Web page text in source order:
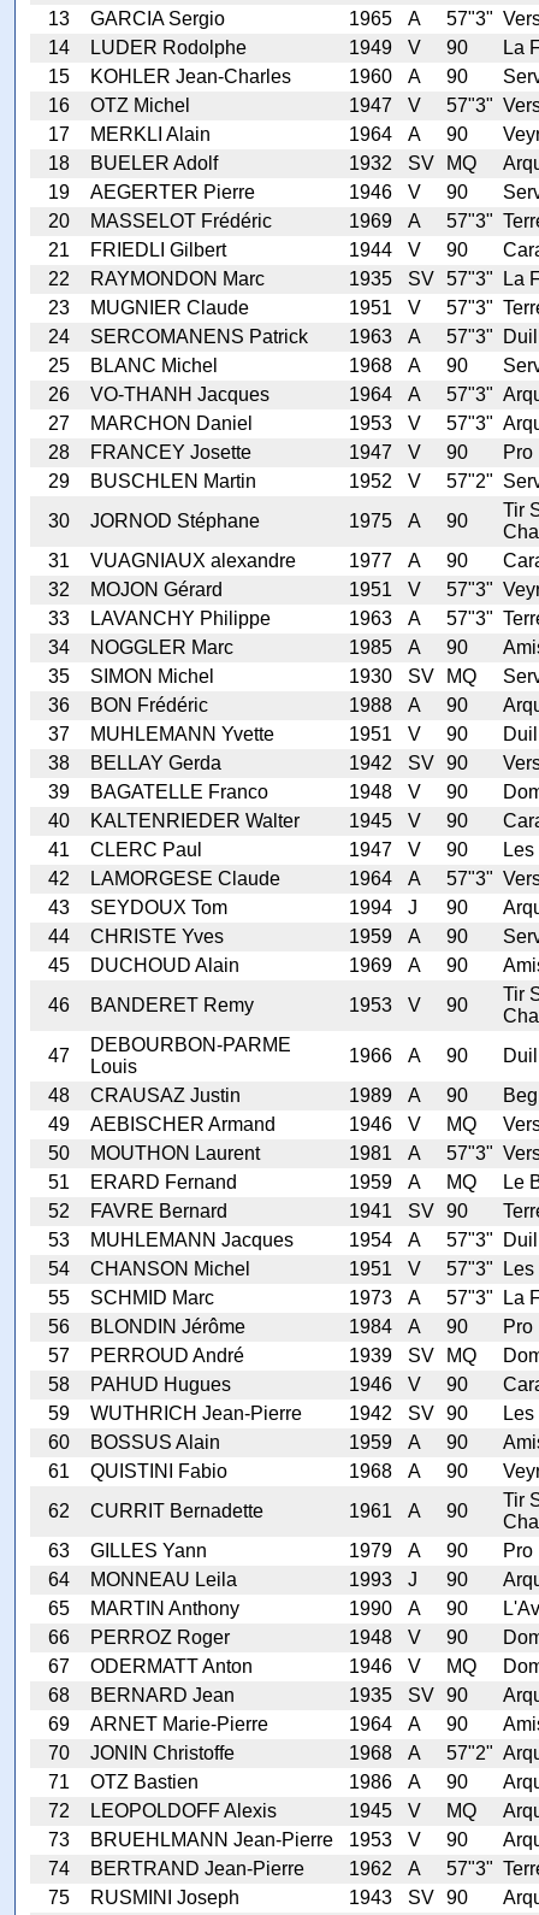
13
GARCIA Sergio 1965 A 57"3"
14
LUDER Rodolphe 1949 V 90
La
15
KOHLER Jean-Charles 1960 A 90
16
OTZ Michel 1947 V 57"3"
17
MERKLI Alain 1964 A 90
18
BUELER Adolf 1932 SV MQ
19
AEGERTER Pierre 1946 V 90
20
MASSELOT Frédéric 1969 A 57"3"
21
FRIEDLI Gilbert 1944 V 90
22
RAYMONDON Marc 1935 SV 57"3"
La
23
MUGNIER Claude 1951 V 57"3"
24
SERCOMANENS Patrick 1963 A 57"3"
25
BLANC Michel 1968 A 90
26
VO-THANH Jacques 1964 A 57"3"
27
MARCHON Daniel 1953 V 57"3"
28
FRANCEY Josette 1947 V 90
Pro
29
BUSCHLEN Martin 1952 V 57"2"
30
JORNOD Stéphane 1975 A 90
Tir
31
VUAGNIAUX alexandre 1977 A 90
32
MOJON Gérard 1951 V 57"3"
33
LAVANCHY Philippe 1963 A 57"3"
34
NOGGLER Marc 1985 A 90
35
SIMON Michel 1930 SV MQ
36
BON Frédéric 1988 A 90
37
MUHLEMANN Yvette 1951 V 90
38
BELLAY Gerda 1942 SV 90
39
BAGATELLE Franco 1948 V 90
40
KALTENRIEDER Walter 1945 V 90
41
CLERC Paul 1947 V 90
42
LAMORGESE Claude 1964 A 57"3"
43
SEYDOUX Tom 1994 J 90
44
CHRISTE Yves 1959 A 90
45
DUCHOUD Alain 1969 A 90
46
BANDERET Remy 1953 V 90
Tir
47
DEBOURBON-PARME
Louis
1966 A 90
48
CRAUSAZ Justin 1989 A 90
49
AEBISCHER Armand 1946 V MQ
50
MOUTHON Laurent 1981 A 57"3"
51
ERARD Fernand 1959 A MQ
Le
52
FAVRE Bernard 1941 SV 90
53
MUHLEMANN Jacques 1954 A 57"3"
54
CHANSON Michel 1951 V 57"3"
55
SCHMID Marc 1973 A 57"3"
La
56
BLONDIN Jérôme 1984 A 90
Pro
57
PERROUD André 1939 SV MQ
58
PAHUD Hugues 1946 V 90
59
WUTHRICH Jean-Pierre 1942 SV 90
60
BOSSUS Alain 1959 A 90
61
QUISTINI Fabio 1968 A 90
62
CURRIT Bernadette 1961 A 90
Tir
63
GILLES Yann 1979 A 90
Pro
64
MONNEAU Leila 1993 J 90
65
MARTIN Anthony 1990 A 90
66
PERROZ Roger 1948 V 90
67
ODERMATT Anton 1946 V MQ
68
BERNARD Jean 1935 SV 90
69
ARNET Marie-Pierre 1964 A 90
70
JONIN Christoffe 1968 A 57"2"
71
OTZ Bastien 1986 A 90
72
LEOPOLDOFF Alexis 1945 V MQ
73
BRUEHLMANN Jean-Pierre 1953 V 90
74
BERTRAND Jean-Pierre 1962 A 57"3"
75
RUSMINI Joseph 1943 SV 90